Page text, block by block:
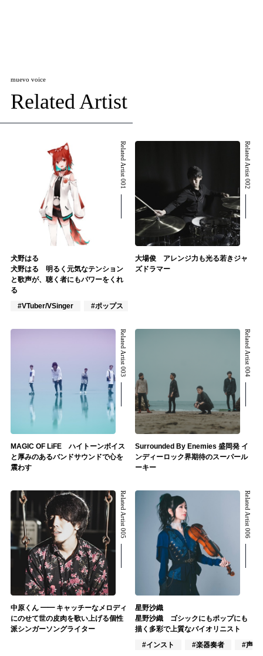
muevo voice
Related Artist
Related Artist 001
犬野はる
犬野はる 明るく元気なテンション
と歌声が、聴く者にもパワーをくれ
る
#VTuber/VSinger
#ポップス
Related Artist 002
大場俊 アレンジ力も光る若きジャ
ズドラマー
Related Artist 003
MAGIC OF LiFE ハイトーンボイス
と厚みのあるバンドサウンドで心を
震わす
Related Artist 004
Surrounded By Enemies 盛岡発 イ
ンディーロック界期待のスーパール
ーキー
Related Artist 005
中原くん ━━ キャッチーなメロディ
にのせて世の皮肉を歌い上げる個性
派シンガーソングライター
Related Artist 006
星野沙織
星野沙織 ゴシックにもポップにも
描く多彩で上質なバイオリニスト
#インスト
#楽器奏者 #声優